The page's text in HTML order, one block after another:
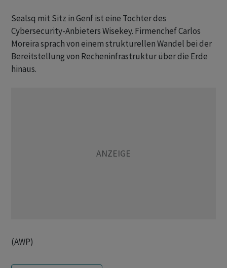
Sealsq mit Sitz in Genf ist eine Tochter des
Cybersecurity-Anbieters Wisekey. Firmenchef Carlos
Moreira sprach von einem strukturellen Wandel bei der
Bereitstellung von Recheninfrastruktur über die Erde
hinaus.
(AWP)